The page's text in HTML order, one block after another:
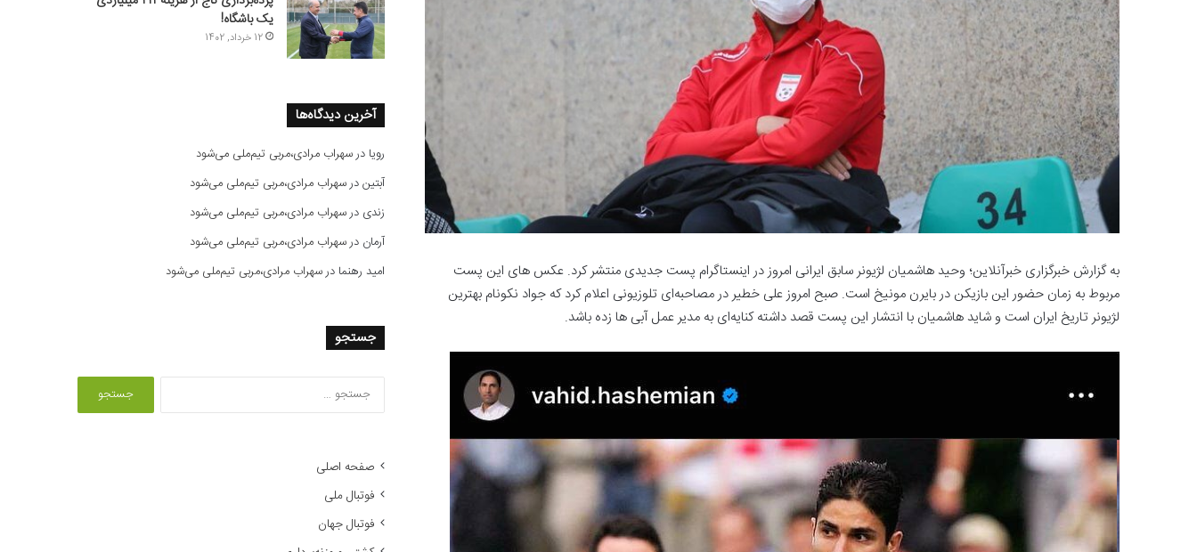
به گزارش خبرگزاری خبرآنلاین؛ وحید هاشمیان لژیونر سابق ایرانی امروز در اینستاگرام پست جدیدی منتشر کرد. عکس های این پست
مربوط به زمان حضور این بازیکن در بایرن مونیخ است. صبح امروز علی خطیر در مصاحبه‌ای تلوزیونی اعلام کرد که جواد نکونام بهترین
لژیونر تاریخ ایران است و شاید هاشمیان با انتشار این پست قصد داشته کنایه‌ای به مدیر عمل آبی ها زده باشد.
یک باشگاه!
12 خرداد, 1402
آخرین دیدگاه‌ها
رویا درسهراب مرادی،مربی تیم‌ملی می‌شود
آبتیندرسهراب مرادی،مربی تیم‌ملی می‌شود
زندی درسهراب مرادی،مربی تیم‌ملی می‌شود
آرمان درسهراب مرادی،مربی تیم‌ملی می‌شود
امید رهنما درسهراب مرادی،مربی تیم‌ملی می‌شود
جستجو
صفحه اصلی
فوتبال ملی
فوتبال جهان